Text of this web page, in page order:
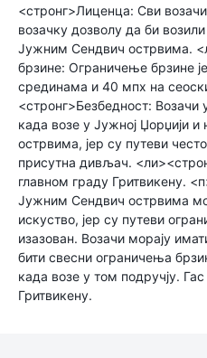
<стронг>Лиценца: Сви
возачку дозволу да би
Јужним Сендвич острвима.
брзине: Ограничење брзине
срединама и 40 мпх на
<стронг>Безбедност: Возачи
када возе у Јужној Џорџији
острвима, јер су путеви
присутна дивљач.
главном граду Гритвикену.
Јужним Сендвич острвима
искуство, јер су путеви
изазован. Возачи морају
бити свесни ограничења
када возе у том подручју.
Гритвикену.